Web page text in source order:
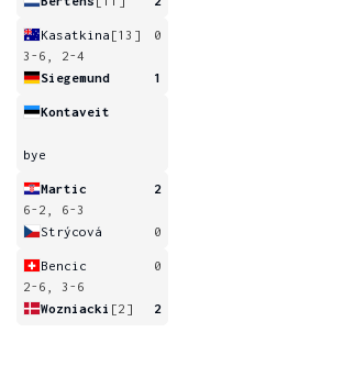
Kasatkina [13]
0
3-6, 2-4
Siegemund
1
Kontaveit
bye
Martic
2
6-2, 6-3
Strýcová
0
Bencic
0
2-6, 3-6
Wozniacki [2] 2